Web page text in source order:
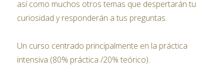
así como muchos otros temas que despertarán tu
curiosidad y responderán a tus preguntas.
Un curso centrado principalmente en la práctica
intensiva (80% práctica /20% teórico).